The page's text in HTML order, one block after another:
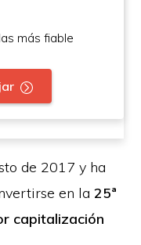
más fiable
de 2017 y ha
en la25ª
capitalización